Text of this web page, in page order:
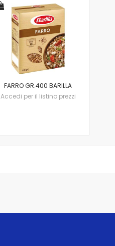
FARRO GR.400 BARILLA
Accedi per il listino prezzi